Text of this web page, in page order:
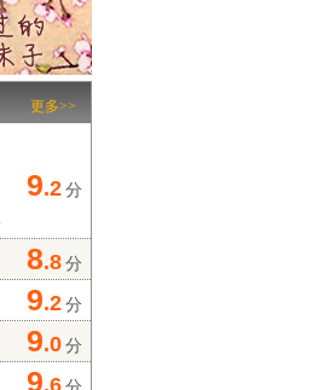
更多>>
9.2 分
8.8 分
9.2 分
9.0 分
9.6